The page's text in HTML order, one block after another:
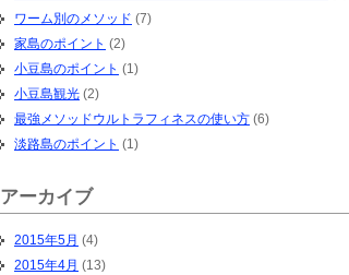
ワーム別のメソッド (7)
家島のポイント (2)
小豆島のポイント (1)
小豆島観光 (2)
最強メソッドウルトラフィネスの使い方 (6)
淡路島のポイント (1)
アーカイブ
2015年5月 (4)
2015年4月 (13)